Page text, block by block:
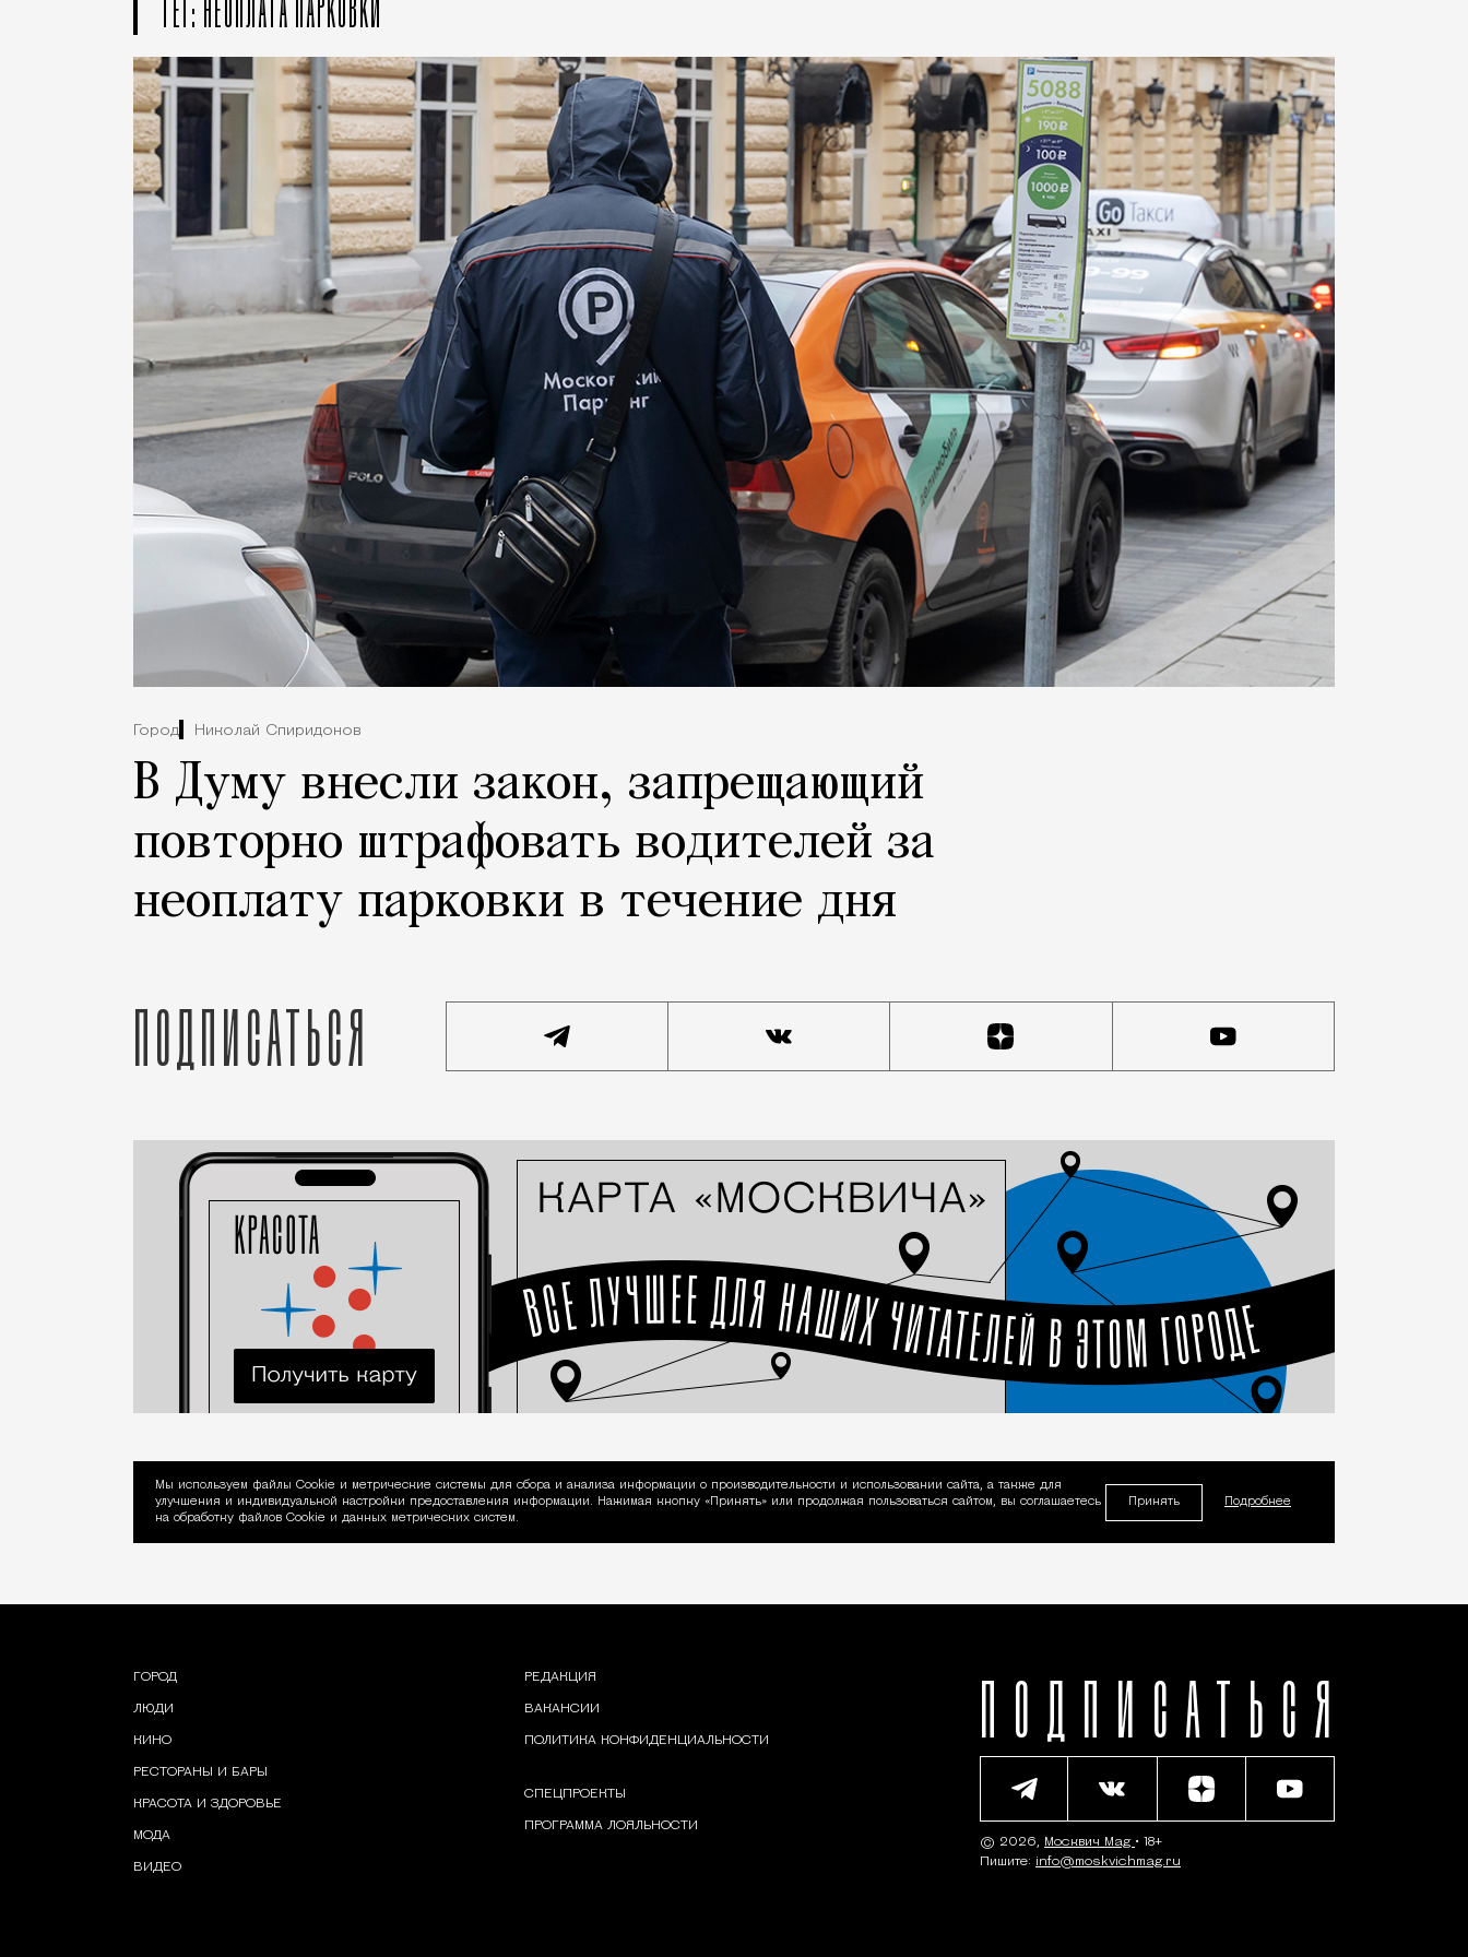
Город Николай Спиридонов
В Думу внесли закон, запрещающий
повторно штрафовать водителей за
неоплату парковки в течение дня
Подписаться
Уведомление об использовании Cookie
Мы используем файлы Сookie и метрические системы для сбора и анализа информации о производительности и использовании сайта, а также для
улучшения и индивидуальной настройки предоставления информации. Нажимая кнопку «Принять» или продолжая пользоваться сайтом, вы соглашаетесь
на обработку файлов Cookie и данных метрических систем.
Принять Подробнее
ГОРОД
ЛЮДИ
КИНО
РЕСТОРАНЫ И БАРЫ
КРАСОТА И ЗДОРОВЬЕ
МОДА
ВИДЕО
РЕДАКЦИЯ
ВАКАНСИИ
ПОЛИТИКА КОНФИДЕНЦИАЛЬНОСТИ
СПЕЦПРОЕКТЫ
ПРОГРАММА ЛОЯЛЬНОСТИ
ПОДПИСАТЬСЯ
© 2026, Москвич Mag • 18+
Пишите: info@moskvichmag.ru